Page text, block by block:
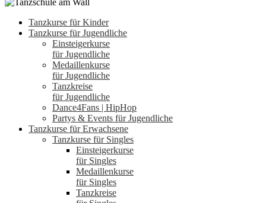
Tanzkurse für Kinder
Tanzkurse für Jugendliche
Einsteigerkurse
für Jugendliche
Medaillenkurse
für Jugendliche
Tanzkreise
für Jugendliche
Dance4Fans | HipHop
Partys & Events für Jugendliche
Tanzkurse für Erwachsene
Tanzkurse für Singles
Einsteigerkurse
für Singles
Medaillenkurse
für Singles
Tanzkreise